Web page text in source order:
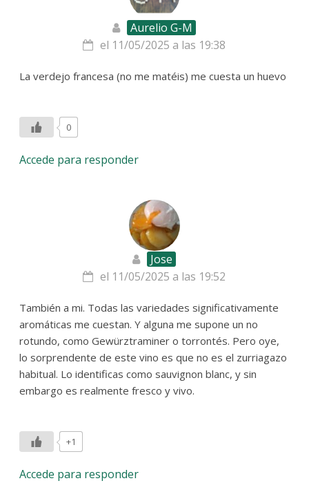
Aurelio G-M
el 11/05/2025 a las 19:38
La verdejo francesa (no me matéis) me cuesta un huevo
0
Accede para responder
Jose
el 11/05/2025 a las 19:52
También a mi. Todas las variedades significativamente
aromáticas me cuestan. Y alguna me supone un no
rotundo, como Gewürztraminer o torrontés. Pero oye,
lo sorprendente de este vino es que no es el zurriagazo
habitual. Lo identificas como sauvignon blanc, y sin
embargo es realmente fresco y vivo.
+1
Accede para responder